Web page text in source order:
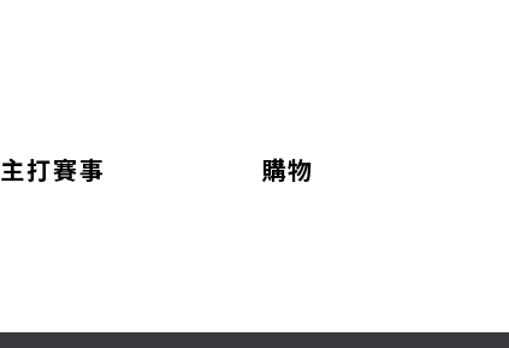
主打賽事 購物